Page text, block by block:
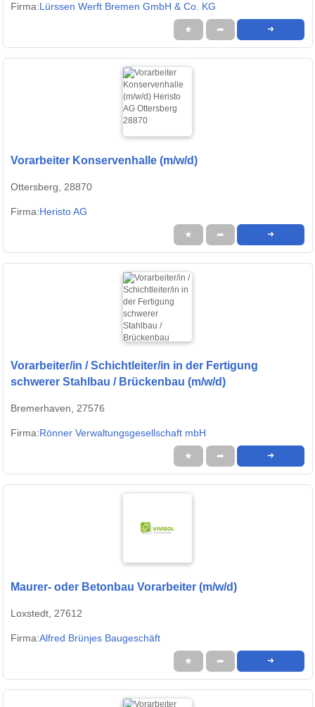
Firma:Lürssen Werft Bremen GmbH & Co. KG
★ ➦ ➜
Vorarbeiter Konservenhalle (m/w/d)
Ottersberg, 28870
Firma:Heristo AG
★ ➦ ➜
Vorarbeiter/in / Schichtleiter/in in der Fertigung
schwerer Stahlbau / Brückenbau (m/w/d)
Bremerhaven, 27576
Firma:Rönner Verwaltungsgesellschaft mbH
★ ➦ ➜
Maurer- oder Betonbau Vorarbeiter (m/w/d)
Loxstedt, 27612
Firma:Alfred Brünjes Baugeschäft
★ ➦ ➜